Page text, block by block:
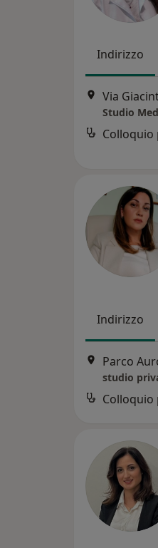
Indirizzo
Via
Studio
Colloquio
Indirizzo
Parco
studio
Colloquio